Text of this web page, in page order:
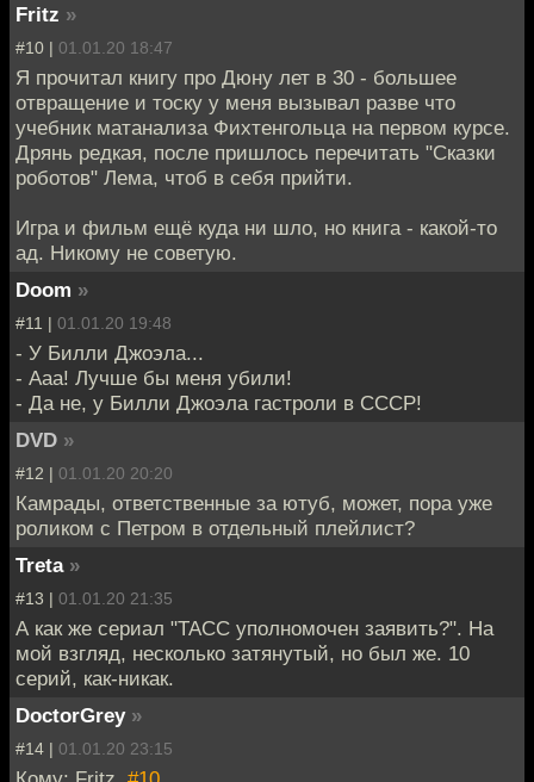
Fritz »
#10 | 01.01.20 18:47
Я прочитал книгу про Дюну лет в 30 - большее
отвращение и тоску у меня вызывал разве что
учебник матанализа Фихтенгольца на первом курсе.
Дрянь редкая, после пришлось перечитать "Сказки
роботов" Лема, чтоб в себя прийти.
Игра и фильм ещё куда ни шло, но книга - какой-то
ад. Никому не советую.
Doom »
#11 | 01.01.20 19:48
- У Билли Джоэла...
- Ааа! Лучше бы меня убили!
- Да не, у Билли Джоэла гастроли в СССР!
DVD »
#12 | 01.01.20 20:20
Камрады, ответственные за ютуб, может, пора уже
роликом с Петром в отдельный плейлист?
Treta »
#13 | 01.01.20 21:35
А как же сериал "ТАСС уполномочен заявить?". На
мой взгляд, несколько затянутый, но был же. 10
серий, как-никак.
DoctorGrey »
#14 | 01.01.20 23:15